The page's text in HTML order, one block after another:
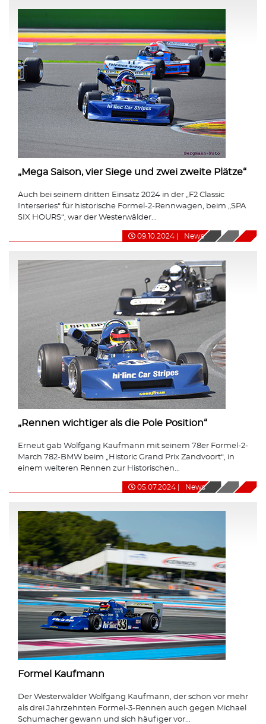
„Mega Saison, vier Siege und zwei zweite Plätze“
Auch bei seinem dritten Einsatz 2024 in der „F2 Classic
Interseries“ für historische Formel-2-Rennwagen, beim „SPA
SIX HOURS“, war der Westerwälder...
09.10.2024 News
„Rennen wichtiger als die Pole Position“
Erneut gab Wolfgang Kaufmann mit seinem 78er Formel-2-
March 782-BMW beim „Historic Grand Prix Zandvoort“, in
einem weiteren Rennen zur Historischen...
05.07.2024 News
Formel Kaufmann
Der Westerwälder Wolfgang Kaufmann, der schon vor mehr
als drei Jahrzehnten Formel-3-Rennen auch gegen Michael
Schumacher gewann und sich häufiger vor...